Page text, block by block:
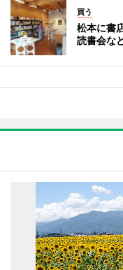
買う
松本に書
読書会な